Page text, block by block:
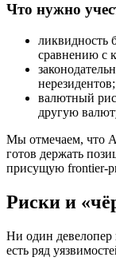
Что нужно
ликвидность
сравнению с
нерезидентов;
валютный
другую
Мы отмечаем, что
готов держать
присущую frontier-
Риски и
Ни один девелопер
есть ряд